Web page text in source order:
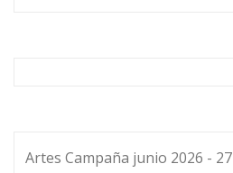
Artes Campaña junio 2026 - 27